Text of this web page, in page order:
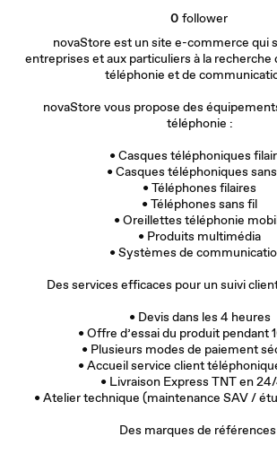
0 follower
novaStore est un site e-commerce qui
entreprises et aux particuliers à la recherche
téléphonie et de
novaStore vous propose des
téléphonie :
• Casques téléphoniques
• Casques téléphoniques
• Téléphones filaires
• Téléphones sans fil
• Oreillettes téléphonie
• Produits multimédia
• Systèmes de
Des services efficaces pour un suivi
• Devis dans les 4 heures
• Offre d’essai du produit pendant
• Plusieurs modes de paiement
• Accueil service client
• Livraison Express TNT en
• Atelier technique (maintenance SAV /
Des marques de